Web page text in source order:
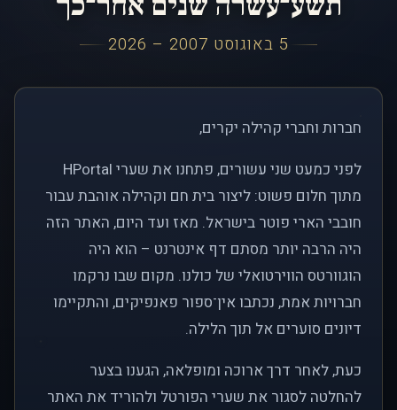
5 באוגוסט 2007 – 2026
חברות וחברי קהילה יקרים,
לפני כמעט שני עשורים, פתחנו את שערי HPortal
מתוך חלום פשוט: ליצור בית חם וקהילה אוהבת עבור
חובבי הארי פוטר בישראל. מאז ועד היום, האתר הזה
היה הרבה יותר מסתם דף אינטרנט – הוא היה
הוגוורטס הווירטואלי של כולנו. מקום שבו נרקמו
חברויות אמת, נכתבו אין־ספור פאנפיקים, והתקיימו
דיונים סוערים אל תוך הלילה.
כעת, לאחר דרך ארוכה ומופלאה, הגענו בצער
להחלטה לסגור את שערי הפורטל ולהוריד את האתר